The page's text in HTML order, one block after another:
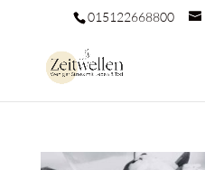
015122668800